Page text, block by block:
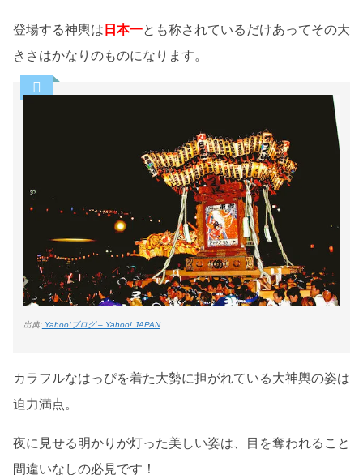
登場する神輿は 日本一とも称されているだけあってその大
きさはかなりのものになります。
出典:Yahoo!ブログ – Yahoo! JAPAN
カラフルなはっぴを着た大勢に担がれている大神輿の姿は
迫力満点。
夜に見せる明かりが灯った美しい姿は、目を奪われること
間違いなしの必見です！